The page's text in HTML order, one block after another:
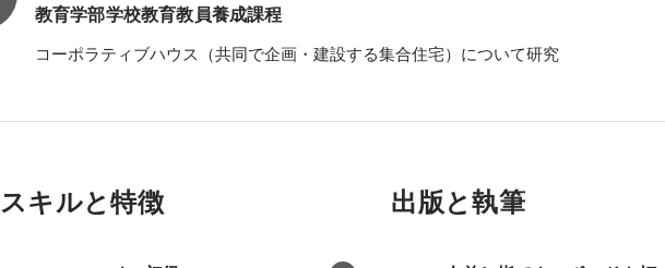
教育学部学校教育教員養成課程
コーポラティブハウス（共同で企画・建設する集合住宅）について研究
スキルと特徴 出版と執筆